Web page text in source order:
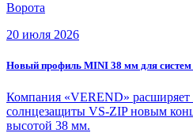
Ворота
20 июля 2026
Новый профиль MINI 38 мм для
Компания «VEREND»
солнцезащиты VS-ZIP новым
высотой 38 мм.